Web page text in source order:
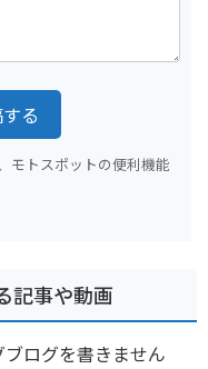
る
モトスポットの便利機能
記事や動画
ログを書きません